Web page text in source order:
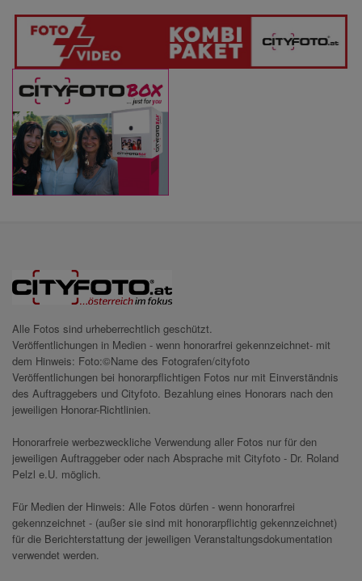
Alle Fotos sind urheberrechtlich geschützt.
Veröffentlichungen in Medien - wenn honorarfrei gekennzeichnet- mit
dem Hinweis: Foto:©Name des Fotografen/cityfoto
Veröffentlichungen bei honorarpflichtigen Fotos nur mit Einverständnis
des Auftraggebers und Cityfoto. Bezahlung eines Honorars nach den
jeweiligen Honorar-Richtlinien.
Honorarfreie werbezweckliche Verwendung aller Fotos nur für den
jeweiligen Auftraggeber oder nach Absprache mit Cityfoto - Dr. Roland
Pelzl e.U. möglich.
Für Medien der Hinweis: Alle Fotos dürfen - wenn honorarfrei
gekennzeichnet - (außer sie sind mit honorarpflichtig gekennzeichnet)
für die Berichterstattung der jeweiligen Veranstaltungsdokumentation
verwendet werden.